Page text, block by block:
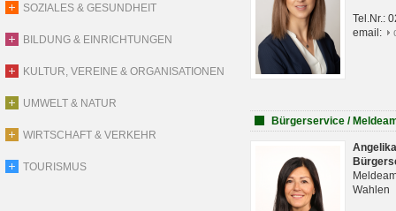
SOZIALES & GESUNDHEIT
BILDUNG & EINRICHTUNGEN
KULTUR, VEREINE & ORGANISATIONEN
UMWELT & NATUR
WIRTSCHAFT & VERKEHR
TOURISMUS
Tel.Nr.:
email:
Bürgerservice /
Wahlen